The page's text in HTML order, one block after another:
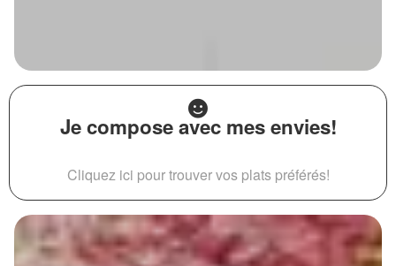
Je compose avec mes envies!
Cliquez ici pour trouver vos plats préférés!